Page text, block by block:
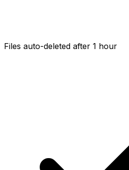
Files auto-deleted after 1 hour